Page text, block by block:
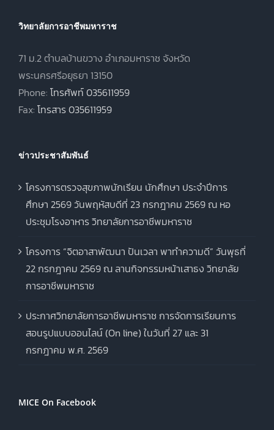
วิทยาลัยการอาชีพมหาราช
71 ม.2 ตำบลบ้านขวาง อำเภอมหาราช จังหวัด
พระนครศรีอยุธยา 13150
Phone: โทรศัพท์ 035611959
Fax: โทรสาร 035611959
ข่าวประชาสัมพันธ์
โครงการตรวจสุขภาพนักเรียน นักศึกษา ประจำปีการ
ศึกษา 2569 วันพฤหัสบดีที่ 23 กรกฎาคม 2569 ณ หอ
ประชุมโรงอาหาร วิทยาลัยการอาชีพมหาราช
โครงการ “จิตอาสาพัฒนา ปันเวลา พาทำความดี” วันพุธที่
22 กรกฎาคม 2569 ณ ลานกิจกรรมหน้าเสาธง วิทยาลัย
การอาชีพมหาราช
ประกาศวิทยาลัยการอาชีพมหาราช การจัดการเรียนการ
สอนรูปแบบออนไลน์ (On line) ในวันที่ 27 และ 31
กรกฎาคม พ.ศ. 2569
MICE On Facebook